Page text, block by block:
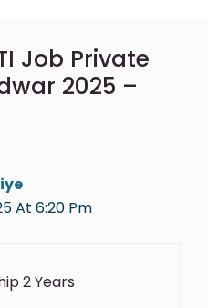
Job Private
2025 –
At 6:20 Pm
2 Years